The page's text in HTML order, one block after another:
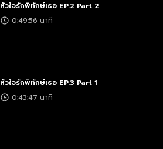
หัวใจรักพิทักษ์เธอ EP.2 Part 2
0:49:56 นาที
หัวใจรักพิทักษ์เธอ EP.3 Part 1
0:43:47 นาที